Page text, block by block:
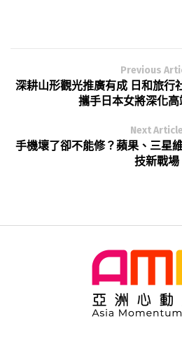
Previous
深耕山形觀光推廣有成 日和旅行
攜手日本女將深化
Next Article
手機壞了卻不能修？蘋果、三星
技新戰場